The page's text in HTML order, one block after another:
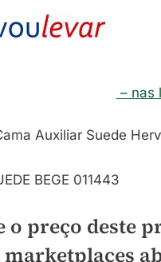
– nas
BEGE 011443
o preço deste
marketplaces